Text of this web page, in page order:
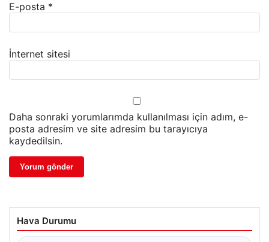
E-posta *
İnternet sitesi
Daha sonraki yorumlarımda kullanılması için adım, e-
posta adresim ve site adresim bu tarayıcıya
kaydedilsin.
Hava Durumu